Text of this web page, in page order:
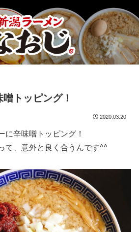
噌トッピング！
2020.03.20
に辛味噌トッピング！
て、意外と良く合うんです^^